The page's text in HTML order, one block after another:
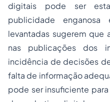
digitais pode ser
publicidade
levantadas sugerem que
nas publicações dos
incidência de decisões
falta de informação
pode ser insuficiente